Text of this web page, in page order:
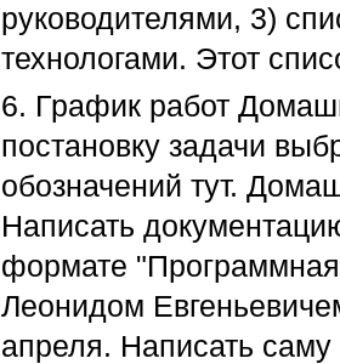
руководителями, 3)
технологами. Этот
6. График работ
постановку задачи
обозначений тут.
Написать
формате
Леонидом
апреля. Написать саму